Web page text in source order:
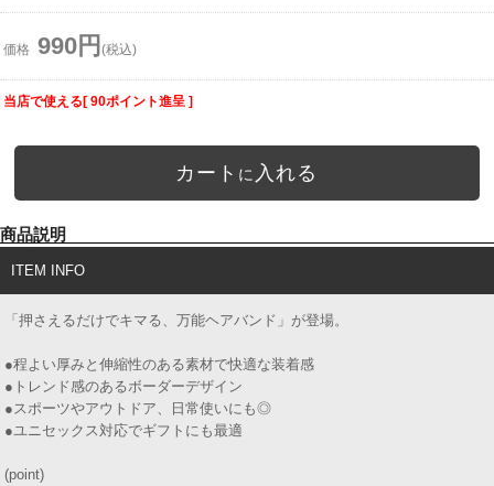
価格 990円 (税込)
当店で使える[ 90ポイント進呈 ]
カート に 入れる
商品説明
ITEM INFO
「押さえるだけでキマる、万能ヘアバンド」が登場。
●程よい厚みと伸縮性のある素材で快適な装着感
●トレンド感のあるボーダーデザイン
●スポーツやアウトドア、日常使いにも◎
●ユニセックス対応でギフトにも最適
(point)